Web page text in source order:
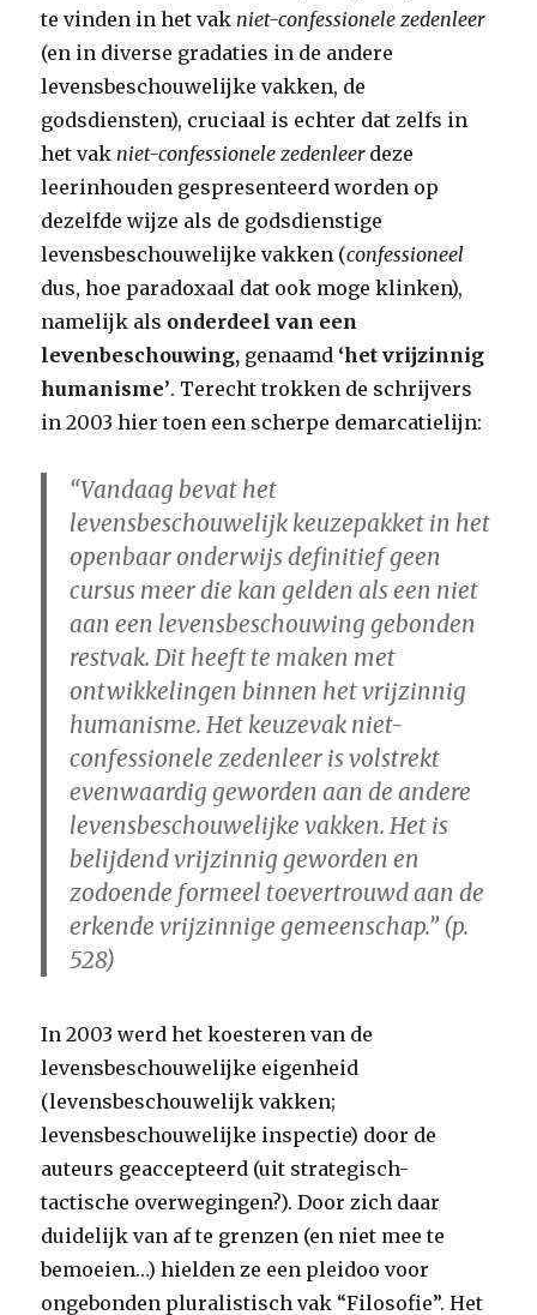
te vinden in het vakniet-confessionele zedenleer
(en in diverse gradaties in de andere
levensbeschouwelijke vakken, de
godsdiensten), cruciaal is echter dat zelfs in
het vakniet-confessionele zedenleer deze
leerinhouden gespresenteerd worden op
dezelfde wijze als de godsdienstige
levensbeschouwelijke vakken (confessioneel
dus, hoe paradoxaal dat ook moge klinken),
namelijk als onderdeel van een
levenbeschouwing, genaamd ‘het vrijzinnig
humanisme’. Terecht trokken de schrijvers
in 2003 hier toen een scherpe demarcatielijn:
“Vandaag bevat het
levensbeschouwelijk keuzepakket in het
openbaar onderwijs definitief geen
cursus meer die kan gelden als een niet
aan een levensbeschouwing gebonden
restvak. Dit heeft te maken met
ontwikkelingen binnen het vrijzinnig
humanisme. Het keuzevak niet-
confessionele zedenleer is volstrekt
evenwaardig geworden aan de andere
levensbeschouwelijke vakken. Het is
belijdend vrijzinnig geworden en
zodoende formeel toevertrouwd aan de
erkende vrijzinnige gemeenschap.” (p.
528)
In 2003 werd het koesteren van de
levensbeschouwelijke eigenheid
(levensbeschouwelijk vakken;
levensbeschouwelijke inspectie) door de
auteurs geaccepteerd (uit strategisch-
tactische overwegingen?). Door zich daar
duidelijk van af te grenzen (en niet mee te
bemoeien…) hielden ze een pleidoo voor
ongebonden pluralistisch vak “Filosofie”. Het